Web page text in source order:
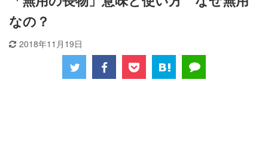
なの？
2018年11月19日